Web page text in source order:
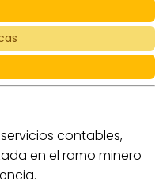
contables,
en el ramo minero